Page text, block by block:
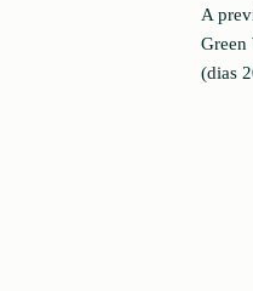
A
Green
(dias